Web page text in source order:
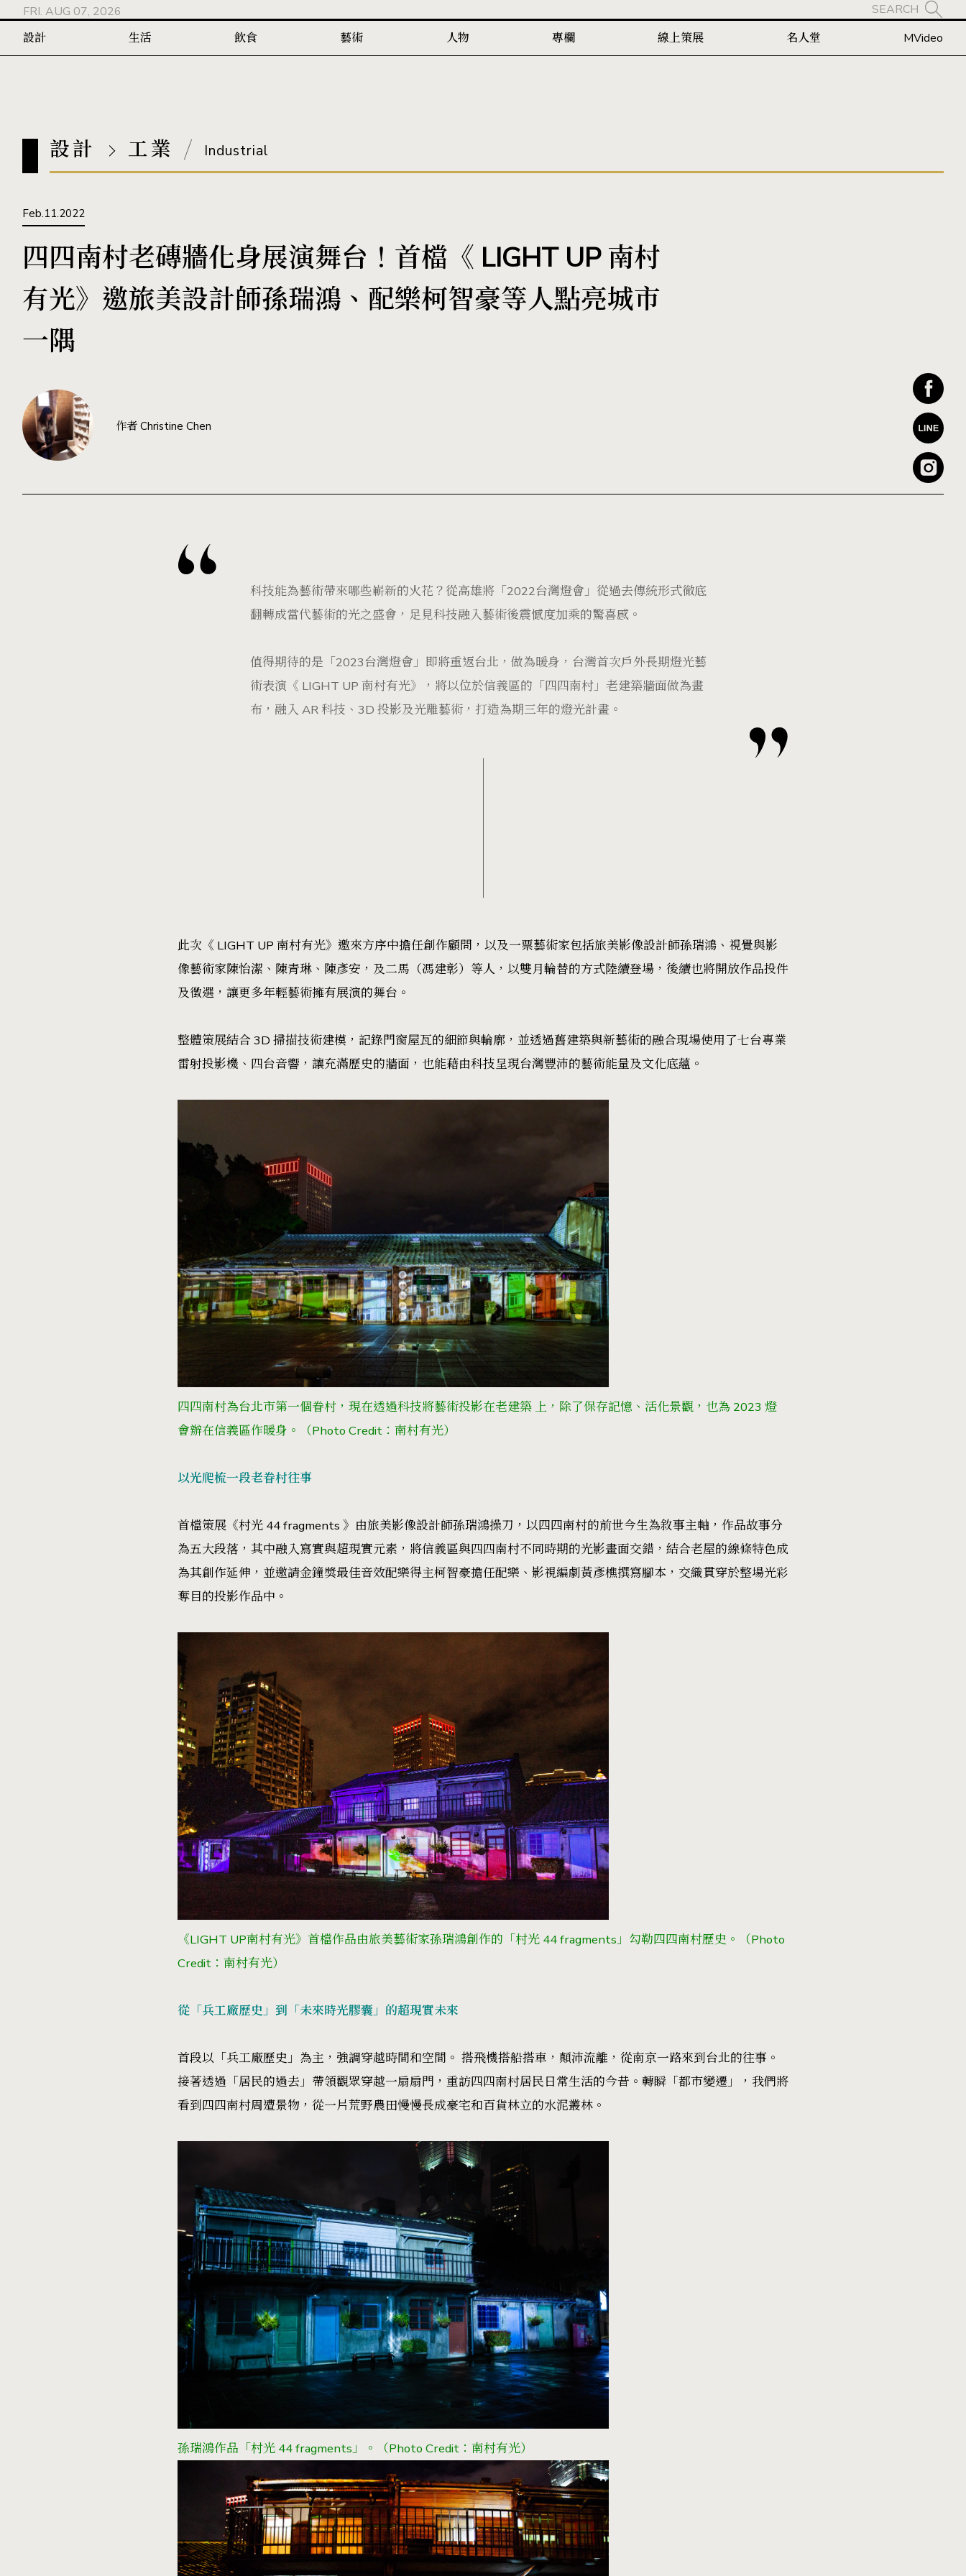
FRI. AUG 07, 2026
SEARCH
設計
生活 飲食 藝術 人物 專欄 線上策展 名人堂 MVideo
設計 工業 Industrial
Feb.11.2022
四四南村老磚牆化身展演舞台！首檔《 LIGHT UP 南村
有光》邀旅美設計師孫瑞鴻、配樂柯智豪等人點亮城市
一隅
作者 Christine Chen
科技能為藝術帶來哪些嶄新的火花？從高雄將「2022台灣燈會」從過去傳統形式徹底
翻轉成當代藝術的光之盛會，足見科技融入藝術後震憾度加乘的驚喜感。
值得期待的是「2023台灣燈會」即將重返台北，做為暖身，台灣首次戶外長期燈光藝
術表演《 LIGHT UP 南村有光》，將以位於信義區的「四四南村」老建築牆面做為畫
布，融入 AR 科技、3D 投影及光雕藝術，打造為期三年的燈光計畫。
此次《 LIGHT UP 南村有光》邀來方序中擔任創作顧問，以及一票藝術家包括旅美影像設計師孫瑞鴻、視覺與影
像藝術家陳怡潔、陳青琳、陳彥安，及二馬（馮建彰）等人，以雙月輪替的方式陸續登場，後續也將開放作品投件
及徵選，讓更多年輕藝術擁有展演的舞台。
整體策展結合 3D 掃描技術建模，記錄門窗屋瓦的細節與輪廓，並透過舊建築與新藝術的融合現場使用了七台專業
雷射投影機、四台音響，讓充滿歷史的牆面，也能藉由科技呈現台灣豐沛的藝術能量及文化底蘊。
四四南村為台北市第一個眷村，現在透過科技將藝術投影在老建築 上，除了保存記憶、活化景觀，也為 2023 燈
會辦在信義區作暖身。
（Photo Credit：南村有光）
以光爬梳一段老眷村往事
首檔策展《村光 44 fragments 》由旅美影像設計師孫瑞鴻操刀，以四四南村的前世今生為敘事主軸，作品故事分
為五大段落，其中融入寫實與超現實元素，將信義區與四四南村不同時期的光影畫面交錯，結合老屋的線條特色成
為其創作延伸，並邀請金鐘獎最佳音效配樂得主柯智豪擔任配樂、影視編劇黃彥樵撰寫腳本，交織貫穿於整場光彩
奪目的投影作品中。
《LIGHT UP南村有光》首檔作品由旅美藝術家孫瑞鴻創作的「村光 44 fragments」勾勒四四南村歷史。
（Photo
Credit：南村有光）
從「兵工廠歷史」到「未來時光膠囊」的超現實未來
首段以「兵工廠歷史」為主，強調穿越時間和空間。 搭飛機搭船搭車，顛沛流離，從南京一路來到台北的往事。
接著透過「居民的過去」帶領觀眾穿越一扇扇門，重訪四四南村居民日常生活的今昔。轉瞬「都市變遷」，我們將
看到四四南村周遭景物，從一片荒野農田慢慢長成豪宅和百貨林立的水泥叢林。
孫瑞鴻作品「村光 44 fragments」。 （Photo Credit：南村有光）